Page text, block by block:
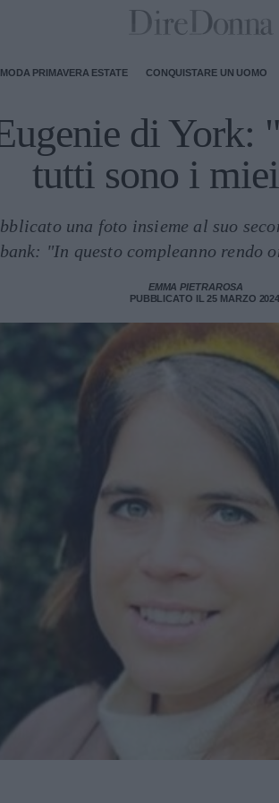
MODA PRIMAVERA ESTATE CONQUISTARE UN UOMO
di York:
tutti sono i
una foto insieme al suo
"In questo compleanno rendo
EMMA PIETRAROSA
PUBBLICATO IL 25 MARZO 2024